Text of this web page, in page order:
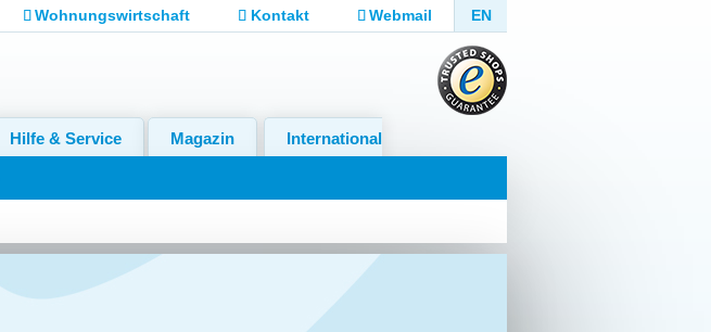
Wohnungswirtschaft Kontakt Webmail EN
Hilfe & Service Magazin
International